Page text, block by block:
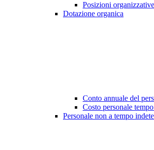
Posizioni organizzative
Dotazione organica
Conto annuale del
Costo personale
Personale non a tempo